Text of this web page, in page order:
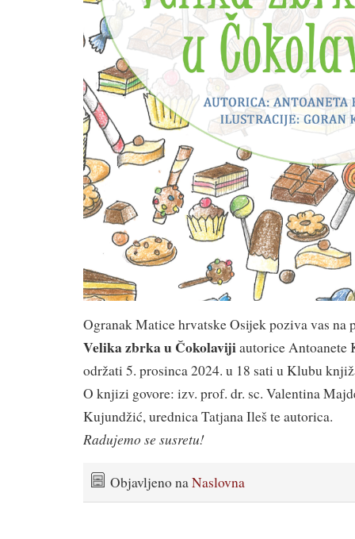
Ogranak Matice hrvatske Osijek poziva vas na
Velika zbrka u Čokolavijiautorice Antoanete
održati 5. prosinca 2024. u 18 sati u Klubu
O knjizi govore: izv. prof. dr. sc. Valentina
Kujundžić, urednica Tatjana Ileš te autorica.
Radujemo se susretu!
Objavljeno naNaslovna